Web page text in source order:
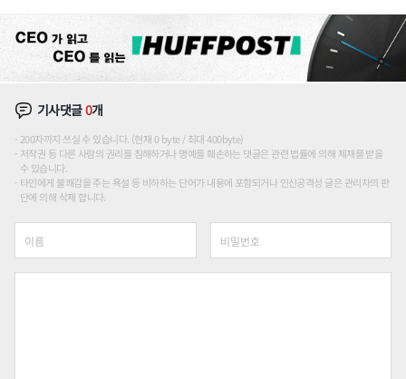
기사댓글0개
200자까지 쓰실 수 있습니다. (현재 0 byte / 최대 400byte)
저작권 등 다른 사람의 권리를 침해하거나 명예를 훼손하는 댓글은 관련 법률에 의해 제재를 받을
수 있습니다.
타인에게 불쾌감을 주는 욕설 등 비하하는 단어가 내용에 포함되거나 인신공격성 글은 관리자의 판
단에 의해 삭제 합니다.